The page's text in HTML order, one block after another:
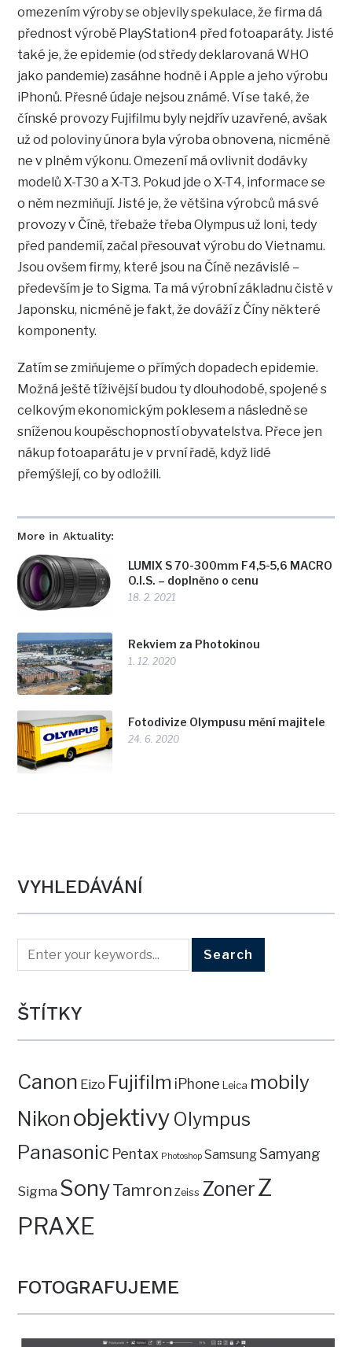
More in Aktuality:
LUMIX S 70-300mm F4,5-5,6 MACRO
O.I.S. – doplněno o cenu
18. 2. 2021
Rekviem za Photokinou
1. 12. 2020
Fotodivize Olympusu mění majitele
24. 6. 2020
omezením výroby se objevily spekulace, že firma dá
přednost výrobě PlayStation4 před fotoaparáty. Jisté
také je, že epidemie (od středy deklarovaná WHO
jako pandemie) zasáhne hodně i Apple a jeho výrobu
iPhonů. Přesné údaje nejsou známé. Ví se také, že
čínské provozy Fujifilmu byly nejdřív uzavřené, avšak
už od poloviny února byla výroba obnovena, nicméně
ne v plném výkonu. Omezení má ovlivnit dodávky
modelů X-T30 a X-T3. Pokud jde o X-T4, informace se
o něm nezmiňují. Jisté je, že většina výrobců má své
provozy v Číně, třebaže třeba Olympus už loni, tedy
před pandemií, začal přesouvat výrobu do Vietnamu.
Jsou ovšem firmy, které jsou na Číně nezávislé –
především je to Sigma. Ta má výrobní základnu čistě v
Japonsku, nicméně je fakt, že dováží z Číny některé
komponenty.
Zatím se zmiňujeme o přímých dopadech epidemie.
Možná ještě tíživější budou ty dlouhodobé, spojené s
celkovým ekonomickým poklesem a následně se
sníženou koupěschopností obyvatelstva. Přece jen
nákup fotoaparátu je v první řadě, když lidé
přemýšlejí, co by odložili.
VYHLEDÁVÁNÍ
ŠTÍTKY
Canon Eizo Fujifilm iPhone Leica mobily
Nikon objektivy Olympus
Panasonic Pentax Photoshop SamsungSamyang
Sigma SonyTamron Zeiss ZonerZ
PRAXE
FOTOGRAFUJEME